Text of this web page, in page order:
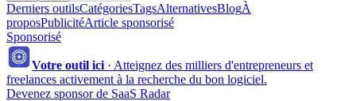
Derniers outilsCatégoriesTagsAlternativesBlogÀ
proposPublicitéArticle sponsorisé
Sponsorisé
Votre outil ici · Atteignez des milliers d'entrepreneurs et
freelances activement à la recherche du bon logiciel.
Devenez sponsor de SaaS Radar